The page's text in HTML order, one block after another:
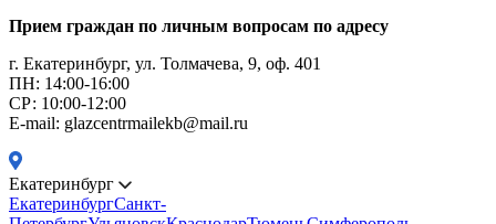
Прием граждан по личным вопросам по адресу
г. Екатеринбург, ул. Толмачева, 9, оф. 401
ПН: 14:00-16:00
CР: 10:00-12:00
E-mail: glazcentrmailekb@mail.ru
Екатеринбург
ЕкатеринбургСанкт-